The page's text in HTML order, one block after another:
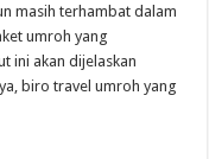
masih terhambat dalam
umroh yang
ini akan dijelaskan
biro travel umroh yang